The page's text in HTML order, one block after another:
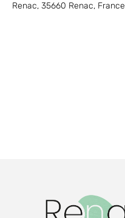
Renac, 35660 Renac, France